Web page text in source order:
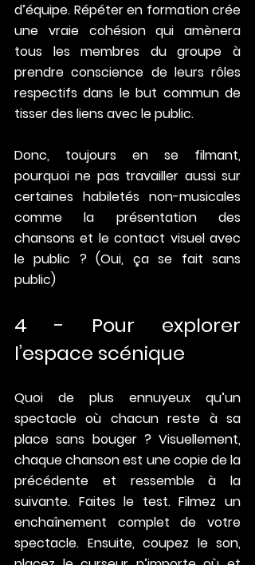
d’équipe. Répéter en formation crée
une vraie cohésion qui amènera
tous les membres du groupe à
prendre conscience de leurs rôles
respectifs dans le but commun de
tisser des liens avec le public.
Donc, toujours en se filmant,
pourquoi ne pas travailler aussi sur
certaines habiletés non-musicales
comme la présentation des
chansons et le contact visuel avec
le public ? (Oui, ça se fait sans
public)
4 - Pour explorer
l’espace scénique
Quoi de plus ennuyeux qu’un
spectacle où chacun reste à sa
place sans bouger ? Visuellement,
chaque chanson est une copie de la
précédente et ressemble à la
suivante. Faites le test. Filmez un
enchaînement complet de votre
spectacle. Ensuite, coupez le son,